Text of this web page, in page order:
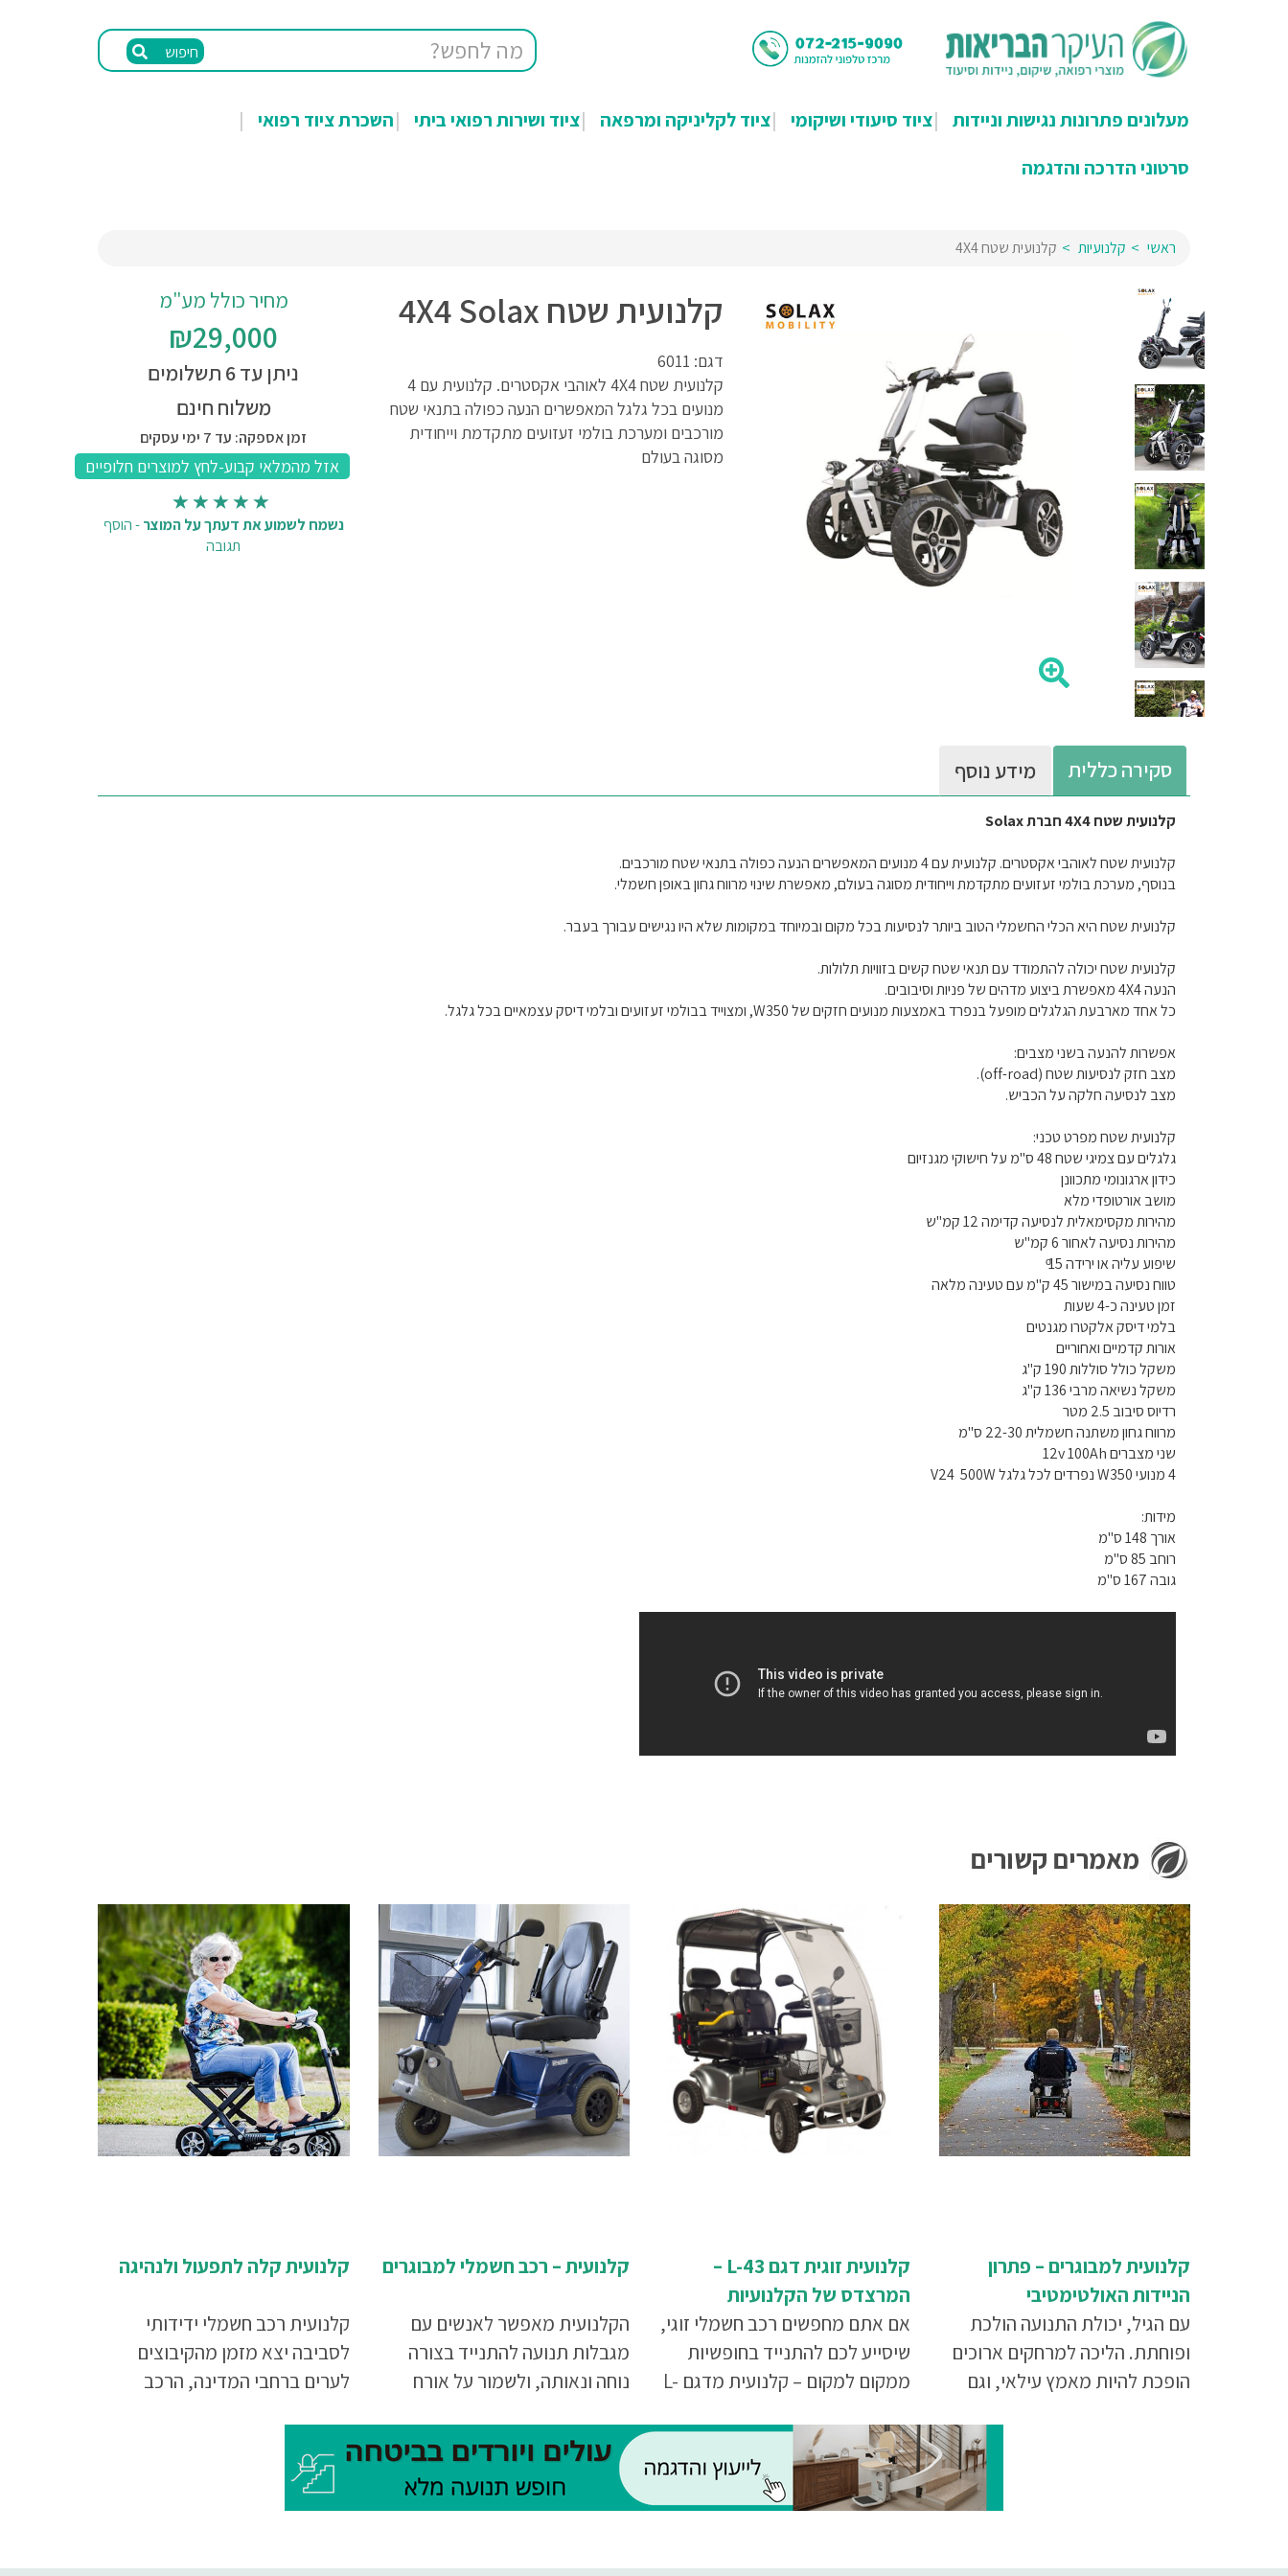
חיפוש
מעלונים פתרונות נגישות וניידות ציוד סיעודי ושיקומי ציוד לקליניקה ומרפאה ציוד ושירות רפואי ביתי
השכרת ציוד רפואי
סרטוני הדרכה והדגמה
ראשי קלנועיות קלנועית שטח 4X4
קלנועית שטח 4X4 Solax
דגם: 6011
קלנועית שטח 4X4 לאוהבי אקסטרים. קלנועית עם 4
מנועים בכל גלגל המאפשרים הנעה כפולה בתנאי שטח
מורכבים ומערכת בולמי זעזועים מתקדמת וייחודית
מסוגה בעולם
מחיר כולל מע"מ
₪29,000
ניתן עד 6 תשלומים
משלוח חינם
זמן אספקה: עד 7 ימי עסקים
נשמח לשמוע את דעתך על המוצר-הוסף
תגובה
סקירה כללית מידע נוסף
קלנועית שטח 4X4 חברת Solax
קלנועית שטח לאוהבי אקסטרים. קלנועית עם 4 מנועים המאפשרים הנעה כפולה בתנאי שטח מורכבים.
בנוסף, מערכת בולמי זעזועים מתקדמת וייחודית מסוגה בעולם, מאפשרת שינוי מרווח גחון באופן חשמלי.
קלנועית שטח היא הכלי החשמלי הטוב ביותר לנסיעות בכל מקום ובמיוחד במקומות שלא היו נגישים עבורך בעבר.
קלנועית שטח יכולה להתמודד עם תנאי שטח קשים בזוויות תלולות.
הנעה 4X4 מאפשרת ביצוע מדהים של פניות וסיבובים.
כל אחד מארבעת הגלגלים מופעל בנפרד באמצעות מנועים חזקים של W350, ומצוייד בבולמי זעזועים ובלמי דיסק עצמאיים בכל גלגל.
אפשרות להנעה בשני מצבים:
מצב חזק לנסיעות שטח (off-road).
מצב לנסיעה חלקה על הכביש.
קלנועית שטח מפרט טכני:
גלגלים עם צמיגי שטח 48 ס"מ על חישוקי מגנזיום
כידון ארגונומי מתכוונן
מושב אורטופדי מלא
מהירות מקסימאלית לנסיעה קדימה 12 קמ"ש
מהירות נסיעה לאחור 6 קמ"ש
שיפוע עליה או ירידה 15 ͦ
טווח נסיעה במישור 45 ק"מ עם טעינה מלאה
זמן טעינה כ-4 שעות
בלמי דיסק אלקטרו מגנטים
אורות קדמיים ואחוריים
משקל כולל סוללות 190 ק"ג
משקל נשיאה מרבי 136 ק"ג
רדיוס סיבוב 2.5 מטר
מרווח גחון משתנה חשמלית 22-30 ס"מ
שני מצברים 12v 100Ah
4 מנועי W350 נפרדים לכל גלגל V24 500W
מידות:
אורך 148 ס"מ
רוחב 85 ס"מ
גובה 167 ס"מ
מאמרים קשורים
קלנועית למבוגרים – פתרון
הניידות האולטימטיבי
עם הגיל, יכולת התנועה הולכת
ופוחתת. הליכה למרחקים ארוכים
הופכת להיות מאמץ עילאי, וגם
לא קלה כשהיתה. קלנועית היא
פתרון הניידות המושלם ביותר. כאן
תוכלו לקבל מידע על כל היתרונות
קלנועית זוגית דגם L-43 –
המרצדס של הקלנועיות
אם אתם מחפשים רכב חשמלי זוגי,
שיסייע לכם להתנייד בחופשיות
ממקום למקום – קלנועית מדגם L-
התשובה המושלמת עבורכם
קלנועית – רכב חשמלי למבוגרים
הקלנועית מאפשר לאנשים עם
מגבלות תנועה להתנייד בצורה
נוחה ונאותה, ולשמור על אורח
לתפקד בלי לפחד להיתקל
בדברים אשר יקשו עליהם ויפגעו
בהם
קלנועית קלה לתפעול ולנהיגה
קלנועית רכב חשמלי ידידותי
לסביבה יצא מזמן מהקיבוצים
לערים ברחבי המדינה, הרכב
תחבורתית זולה, קלה ופשוטה